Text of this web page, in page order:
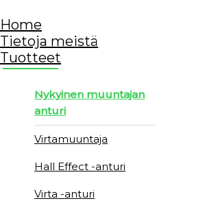
Home
Tietoja meistä
Tuotteet
Nykyinen muuntajan
anturi
Virtamuuntaja
Hall Effect -anturi
Virta -anturi